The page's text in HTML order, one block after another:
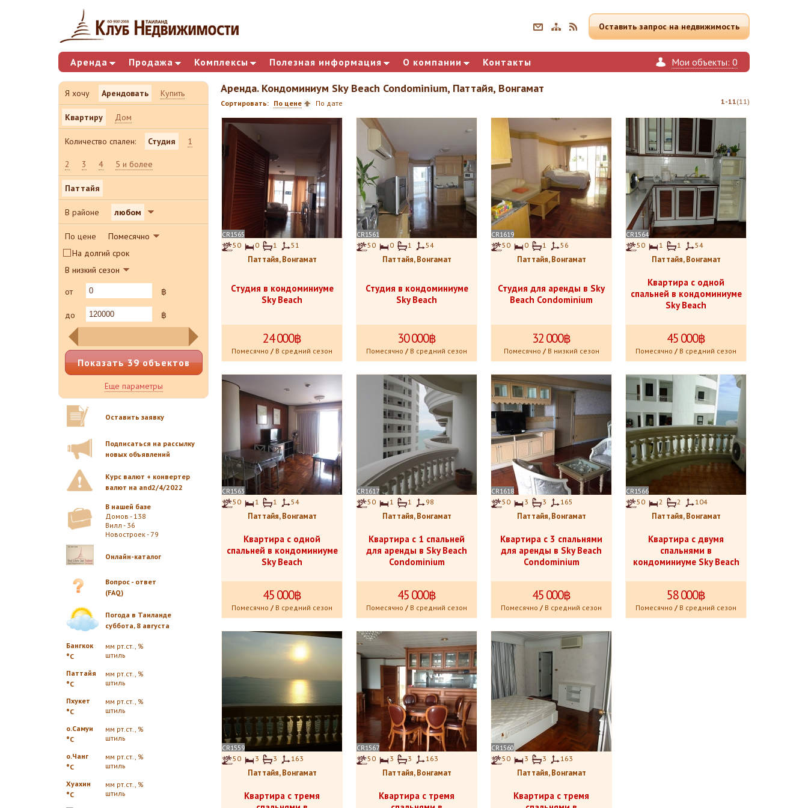
Аренда Продажа Комплексы Полезная информация О компании Контакты
Оставить запрос на недвижимость
Мои объекты: 0
Я хочу Арендовать Купить
Квартиру Дом
Количество спален: Студия 1
2 3 4 5 и более
Паттайя
В районе любом
По цене
Помесячно
На долгий срок
В низкий сезон
от
฿
до ฿
Показать 39 объектов
Еще параметры
Оставить заявку
Подписаться на рассылку
новых объявлений
Курс валют + конвертер
валют на and2/4/2022
В нашей базе
Домов - 138
Вилл - 36
Новостроек - 79
Онлайн-каталог
Вопрос - ответ
(FAQ)
Погода в Таиланде
суббота, 8 августа
Бангкок
°C
мм рт.ст., %
штиль
Паттайя
°C
мм рт.ст., %
штиль
Пхукет
°C
мм рт.ст., %
штиль
о.Самуи
°C
мм рт.ст., %
штиль
о.Чанг
°C
мм рт.ст., %
штиль
Хуахин
°C
мм рт.ст., %
штиль
Аренда. Кондоминиум Sky Beach Condominium, Паттайя, Вонгамат
Сортировать: По цене По дате
CR1565
50
0 1 51
Паттайя, Вонгамат
Студия в кондоминиуме
Sky Beach
24.000฿
Помесячно / В средний сезон
CR1561
50
0 1 54
Паттайя, Вонгамат
Студия в кондоминиуме
Sky Beach
30.000฿
Помесячно / В средний сезон
CR1619
50
0 1 56
Паттайя, Вонгамат
Студия для аренды в Sky
Beach Condominium
32000฿
Помесячно / В низкий сезон
CR1564
50
1 1 54
Паттайя, Вонгамат
Квартира с одной
спальней в кондоминиуме
Sky Beach
45000฿
Помесячно / В средний сезон
CR1563
50
1 1 54
Паттайя, Вонгамат
Квартира с одной
спальней в кондоминиуме
Sky Beach
45000฿
Помесячно / В средний сезон
CR1617
50
1 1 98
Паттайя, Вонгамат
Квартира с 1 спальней
для аренды в Sky Beach
Condominium
45000฿
Помесячно / В средний сезон
CR1618
50
3 3 165
Паттайя, Вонгамат
Квартира с 3 спальнями
для аренды в Sky Beach
Condominium
45000฿
Помесячно / В средний сезон
CR1566
50
2 2 104
Паттайя, Вонгамат
Квартира с двумя
спальнями в
кондоминиуме Sky Beach
58.000฿
Помесячно / В средний сезон
CR1559
50
3 3 163
Паттайя, Вонгамат
Квартира с тремя
CR1567
50
3 3 163
Паттайя, Вонгамат
Квартира с тремя
CR1560
50
3 3 163
Паттайя, Вонгамат
Квартира с тремя
1-11(11)